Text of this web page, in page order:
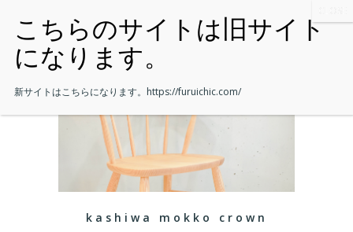
kashiwa mokko crown
新サイトはこちらになります。 https://furuichic.com/